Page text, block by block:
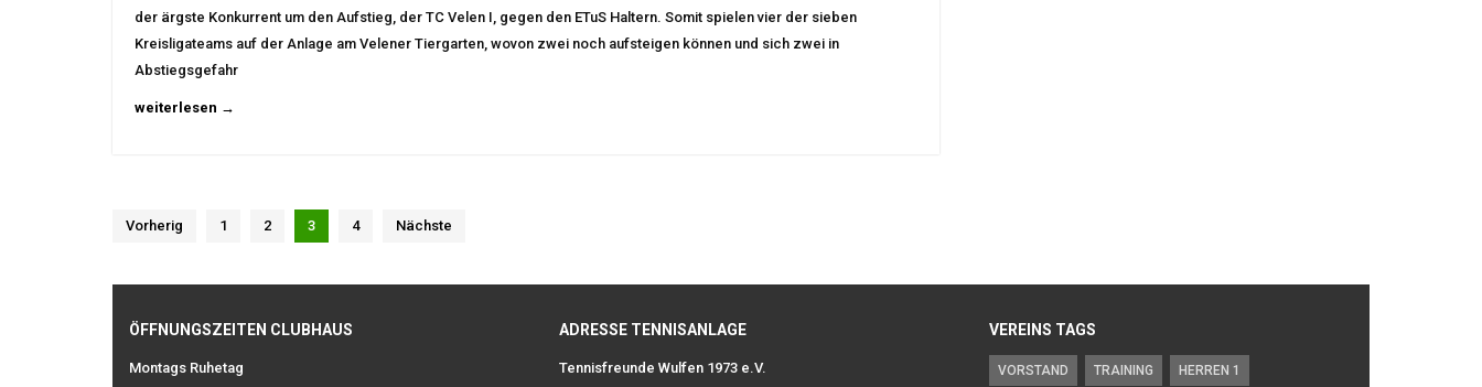
der ärgste Konkurrent um den Aufstieg, der TC Velen I, gegen den ETuS Haltern. Somit spielen vier der sieben
Kreisligateams auf der Anlage am Velener Tiergarten, wovon zwei noch aufsteigen können und sich zwei in
Abstiegsgefahr
weiterlesen →
Vorherig 1 2 3 4 Nächste
ÖFFNUNGSZEITEN CLUBHAUS
Montags Ruhetag
ADRESSE TENNISANLAGE
Tennisfreunde Wulfen 1973 e.V.
VEREINS TAGS
VORSTAND TRAINING HERREN 1